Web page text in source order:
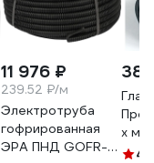
11 976 ₽
239.52 ₽/м
Электротруба
гофрированная
ЭРА ПНД GOFR-
х
4.8